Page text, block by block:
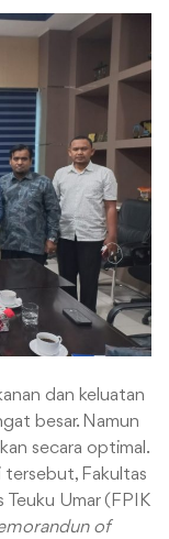
dan keluatan
besar. Namun
secara optimal.
tersebut, Fakultas
Teuku Umar (FPIK
of